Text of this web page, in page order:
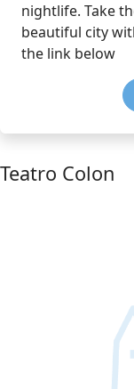
nightlife. Take
beautiful city
the link below
Teatro Colon